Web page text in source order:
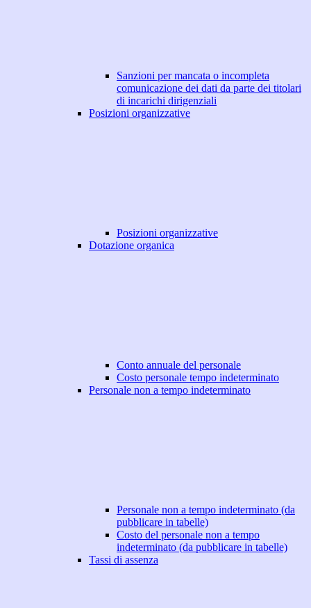
Sanzioni per mancata o incompleta
comunicazione dei dati da parte dei titolari
di incarichi dirigenziali
Posizioni organizzative
Posizioni organizzative
Dotazione organica
Conto annuale del personale
Costo personale tempo indeterminato
Personale non a tempo indeterminato
Personale non a tempo indeterminato (da
pubblicare in tabelle)
Costo del personale non a tempo
indeterminato (da pubblicare in tabelle)
Tassi di assenza